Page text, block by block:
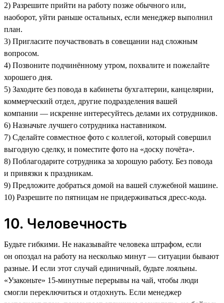
2) Разрешите прийти на работу позже обычного или,
наоборот, уйти раньше остальных, если менеджер выполнил
план.
3) Пригласите поучаствовать в совещании над сложным
вопросом.
4) Позвоните подчинённому утром, похвалите и пожелайте
хорошего дня.
5) Заходите без повода в кабинеты бухгалтерии, канцелярии,
коммерческий отдел, другие подразделения вашей
компании — искренне интересуйтесь делами их сотрудников.
6) Назначьте лучшего сотрудника наставником.
7) Сделайте совместное фото с коллегой, который совершил
выгодную сделку, и поместите фото на «доску почёта».
8) Поблагодарите сотрудника за хорошую работу. Без повода
и привязки к праздникам.
9) Предложите добраться домой на вашей служебной машине.
10) Разрешите по пятницам не придерживаться дресс-кода.
10. Человечность
Будьте гибкими. Не наказывайте человека штрафом, если
он опоздал на работу на несколько минут — ситуации бывают
разные. И если этот случай единичный, будьте лояльны.
«‎Узаконьте» 15-минутные перерывы на чай, чтобы люди
смогли переключиться и отдохнуть. Если менеджер